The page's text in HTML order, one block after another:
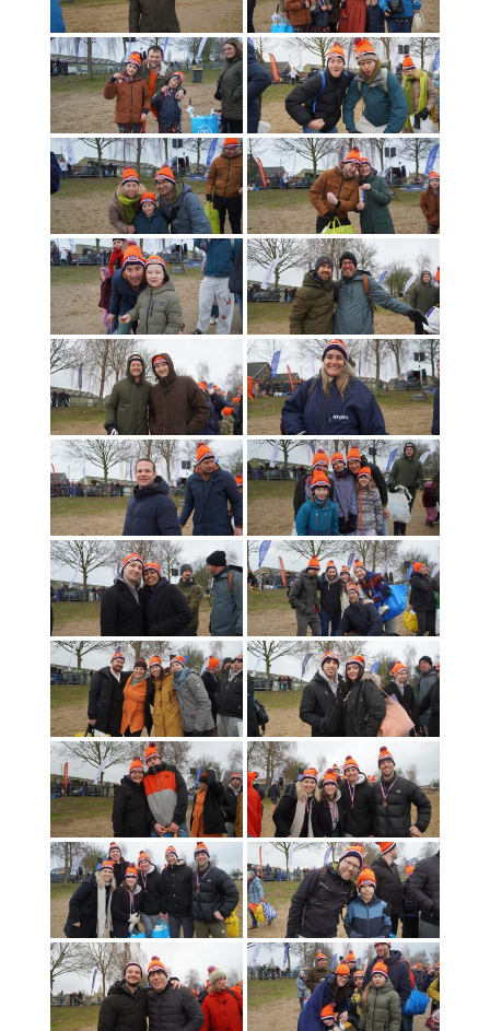
Foto’s 2025
Foto’s 2024
Foto’s 2023
Foto’s 2022
Foto’s 2021
Foto’s 2020
Foto’s 2019
Foto’s 2018
Foto’s 2017
Foto’s 2016
Foto’s 2015
Foto’s 2014
Foto’s 2013
Foto’s 2012
Foto’s 2011
Foto’s 2010
Foto’s 2009